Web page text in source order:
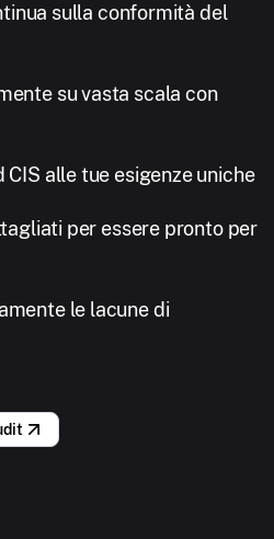
sulla conformità del
su vasta scala con
alle tue esigenze uniche
per essere pronto per
le lacune di